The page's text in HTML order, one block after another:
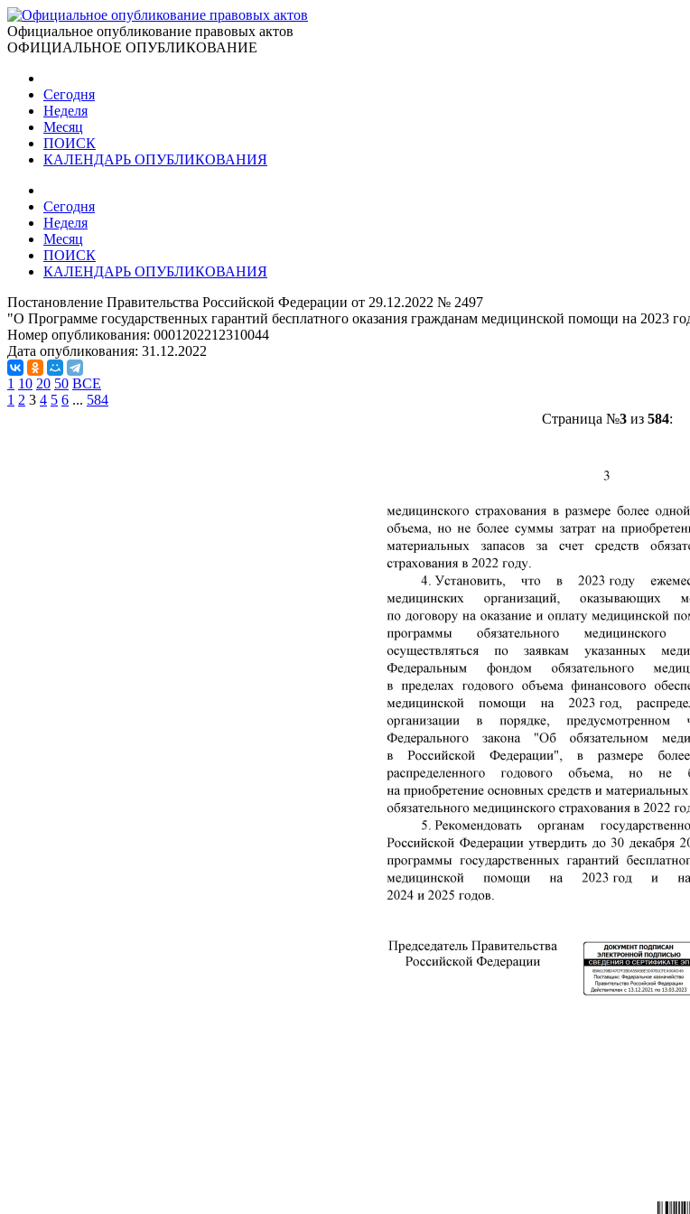
Официальное опубликование правовых актов
ОФИЦИАЛЬНОЕ ОПУБЛИКОВАНИЕ
Сегодня
Неделя
Месяц
ПОИСК
КАЛЕНДАРЬ ОПУБЛИКОВАНИЯ
Сегодня
Неделя
Месяц
ПОИСК
КАЛЕНДАРЬ ОПУБЛИКОВАНИЯ
Постановление Правительства Российской Федерации от 29.12.2022 № 2497
"О Программе государственных гарантий бесплатного оказания гражданам медицинской помощи на 2023
Номер опубликования: 0001202212310044
Дата опубликования: 31.12.2022
1 10 20 50 ВСЕ
1 2 3 4 5 6 ... 584
Страница №3из 584: